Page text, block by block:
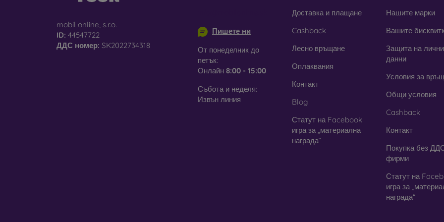
Защитни фолиа за мобилен
Освен закалени стъкла, можете да използвате и
предлага толкова висока степен на защита като стъклото. Използва
поставянето на стъкло е по-трудно. Благодарение на тънкия си
калъфи. В съчетание със защитен калъф осигурява достатъчно добро
Независимо дали изберете фолио или някой от видовете защитни
модел на вашия смартфон. В нашия онлайн магазинFOONще
стъкла за мобилни телефони.
mobil online, s.r.o.
ID: 44547722
ДДС ​​номер: SK2022734318
Пишете ни
От понеделник до
петък:
Онлайн 8:00 - 15:00
Събота и неделя:
Извън линия
Доставка и плащане
Cashback
Лесно връщане
Оплаквания
Контакт
Blog
Статут на Facebook
игра за „материална
награда“
Нашите марки
Вашите
Защита на
данни
Условия за
Общи условия
Cashback
Контакт
Покупка без
фирми
Статут на
игра за
награда“